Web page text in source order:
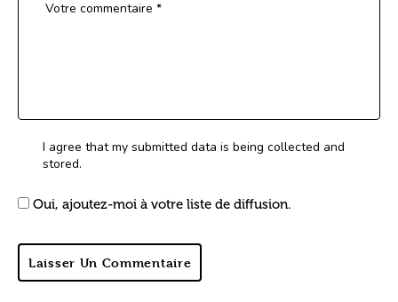
I agree that my submitted data is being collected and
stored.
Oui, ajoutez-moi à votre liste de diffusion.
Laisser Un Commentaire